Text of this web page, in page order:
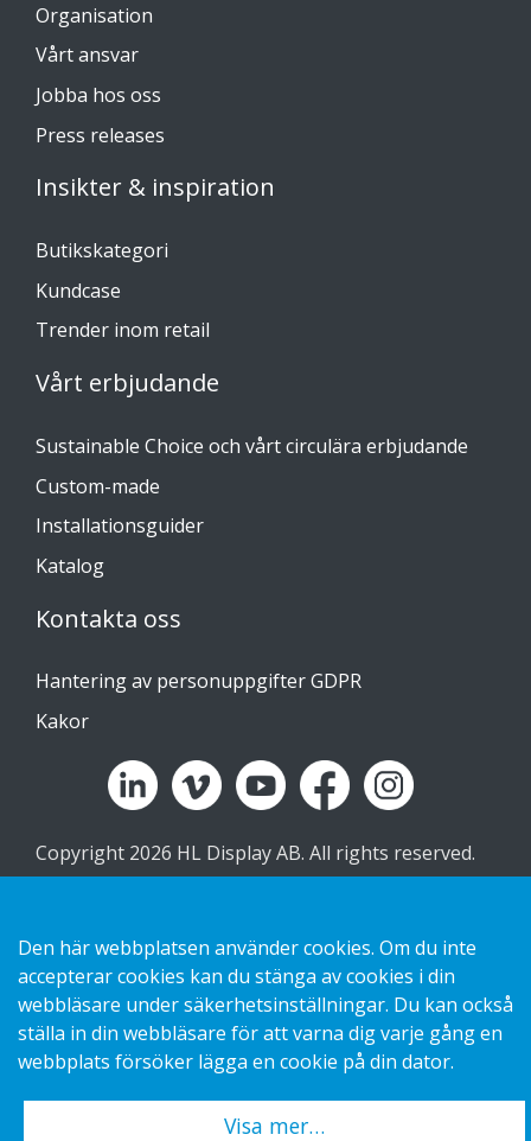
Organisation
Vårt ansvar
Jobba hos oss
Press releases
Insikter & inspiration
Butikskategori
Kundcase
Trender inom retail
Vårt erbjudande
Sustainable Choice och vårt circulära erbjudande
Custom-made
Installationsguider
Katalog
Kontakta oss
Hantering av personuppgifter GDPR
Kakor
Copyright 2026 HL Display AB. All rights reserved.
Den här webbplatsen använder cookies. Om du inte
accepterar cookies kan du stänga av cookies i din
webbläsare under säkerhetsinställningar. Du kan också
ställa in din webbläsare för att varna dig varje gång en
webbplats försöker lägga en cookie på din dator.
Visa mer…